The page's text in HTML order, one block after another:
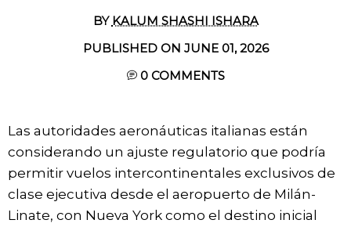
BY KALUM SHASHI ISHARA
PUBLISHED ON JUNE 01, 2026
0COMMENTS
Las autoridades aeronáuticas italianas están
considerando un ajuste regulatorio que podría
permitir vuelos intercontinentales exclusivos de
clase ejecutiva desde el aeropuerto de Milán-
Linate, con Nueva York como el destino inicial